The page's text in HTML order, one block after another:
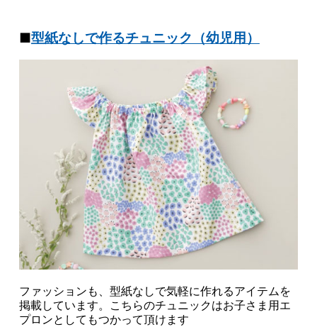
■型紙なしで作るチュニック（幼児用）
ファッションも、型紙なしで気軽に作れるアイテムを
掲載しています。こちらのチュニックはお子さま用エ
プロンとしてもつかって頂けます